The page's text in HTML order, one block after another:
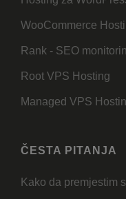
WooCommerce
Rank - SEO
Root VPS Hosting
Managed VPS
ČESTA PITANJA
Kako da premjestim